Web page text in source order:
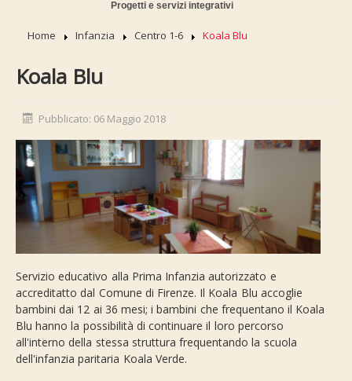
Progetti e servizi integrativi
Home Infanzia Centro 1-6 Koala Blu
Koala Blu
Pubblicato: 06 Maggio 2018
Servizio educativo alla Prima Infanzia autorizzato e
accreditatto dal Comune di Firenze. Il Koala Blu accoglie
bambini dai 12 ai 36 mesi; i bambini che frequentano il Koala
Blu hanno la possibilità di continuare il loro percorso
all'interno della stessa struttura frequentando la scuola
dell'infanzia paritaria Koala Verde.